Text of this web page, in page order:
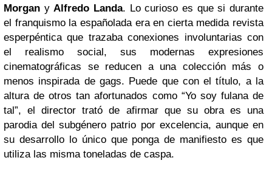
Morgan y Alfredo Landa. Lo curioso es que si durante
el franquismo la españolada era en cierta medida revista
esperpéntica que trazaba conexiones involuntarias con
el realismo social, sus modernas expresiones
cinematográficas se reducen a una colección más o
menos inspirada de gags. Puede que con el título, a la
altura de otros tan afortunados como “Yo soy fulana de
tal”, el director trató de afirmar que su obra es una
parodia del subgénero patrio por excelencia, aunque en
su desarrollo lo único que ponga de manifiesto es que
utiliza las misma toneladas de caspa.